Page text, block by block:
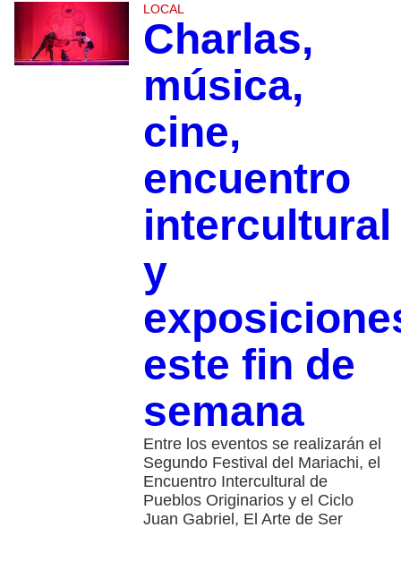
LOCAL
Charlas,
música,
cine,
encuentro
intercultural
y
este fin de
semana
Entre los eventos se realizarán el
Segundo Festival del Mariachi, el
Encuentro Intercultural de
Pueblos Originarios y el Ciclo
Juan Gabriel, El Arte de Ser